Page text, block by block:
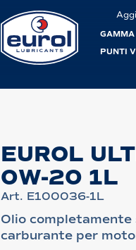
GAMMA
PUNTI
EUROL
0W-20 1L
Art. E100036-1L
Olio
carburante per